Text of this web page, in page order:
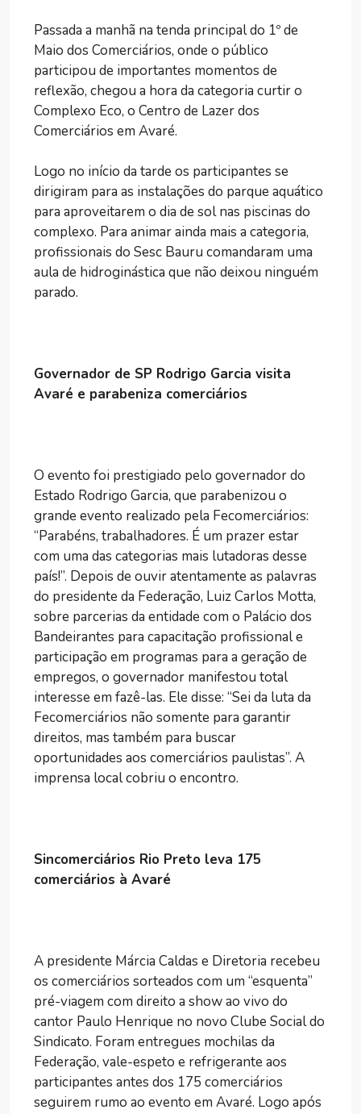
Passada a manhã na tenda principal do 1º de
Maio dos Comerciários, onde o público
participou de importantes momentos de
reflexão, chegou a hora da categoria curtir o
Complexo Eco, o Centro de Lazer dos
Comerciários em Avaré.
Logo no início da tarde os participantes se
dirigiram para as instalações do parque aquático
para aproveitarem o dia de sol nas piscinas do
complexo. Para animar ainda mais a categoria,
profissionais do Sesc Bauru comandaram uma
aula de hidroginástica que não deixou ninguém
parado.
Governador de SP Rodrigo Garcia visita
Avaré e parabeniza comerciários
O evento foi prestigiado pelo governador do
Estado Rodrigo Garcia, que parabenizou o
grande evento realizado pela Fecomerciários:
“Parabéns, trabalhadores. É um prazer estar
com uma das categorias mais lutadoras desse
país!”. Depois de ouvir atentamente as palavras
do presidente da Federação, Luiz Carlos Motta,
sobre parcerias da entidade com o Palácio dos
Bandeirantes para capacitação profissional e
participação em programas para a geração de
empregos, o governador manifestou total
interesse em fazê-las. Ele disse: “Sei da luta da
Fecomerciários não somente para garantir
direitos, mas também para buscar
oportunidades aos comerciários paulistas”. A
imprensa local cobriu o encontro.
Sincomerciários Rio Preto leva 175
comerciários à Avaré
A presidente Márcia Caldas e Diretoria recebeu
os comerciários sorteados com um “esquenta”
pré-viagem com direito a show ao vivo do
cantor Paulo Henrique no novo Clube Social do
Sindicato. Foram entregues mochilas da
Federação, vale-espeto e refrigerante aos
participantes antes dos 175 comerciários
seguirem rumo ao evento em Avaré. Logo após